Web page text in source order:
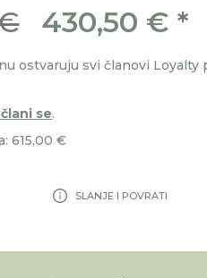
430,50 € *
ostvaruju svi članovi Loyalty
se.
615,00 €
SLANJE I POVRATI